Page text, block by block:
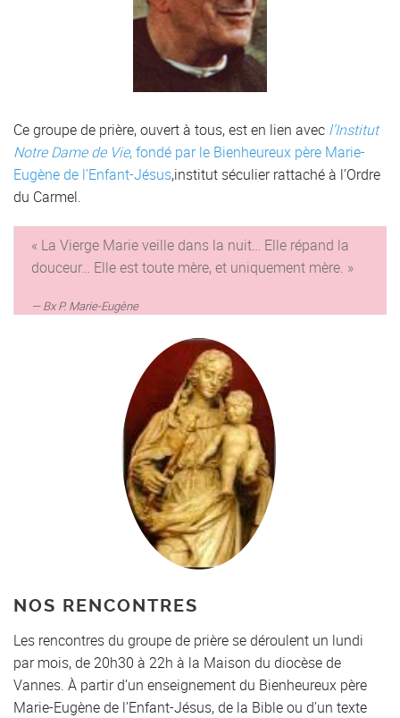
Ce groupe de prière, ouvert à tous, est en lien avec l’Institut
Notre Dame de Vie, fondé par le Bienheureux père Marie-
Eugène de l’Enfant-Jésus,institut séculier rattaché à l’Ordre
du Carmel.
« La Vierge Marie veille dans la nuit… Elle répand la
douceur… Elle est toute mère, et uniquement mère. »
Bx P. Marie-Eugène
NOS RENCONTRES
Les rencontres du groupe de prière se déroulent un lundi
par mois, de 20h30 à 22h à la Maison du diocèse de
Vannes. À partir d’un enseignement du Bienheureux père
Marie-Eugène de l’Enfant-Jésus, de la Bible ou d’un texte